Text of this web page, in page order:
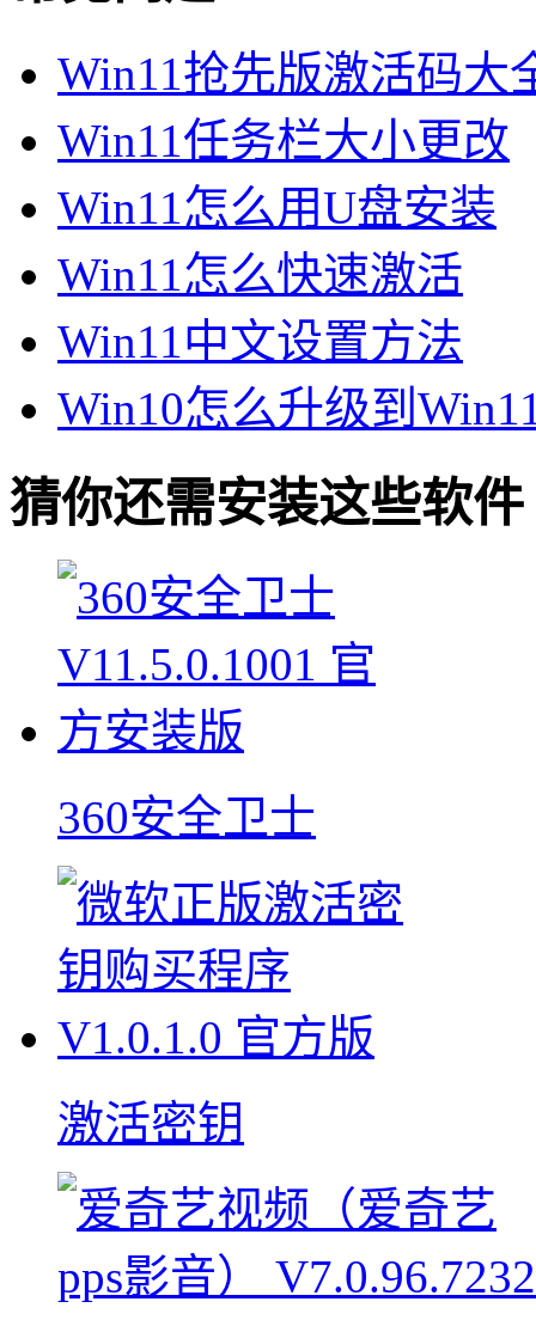
Win11抢先版激活码大
Win11任务栏大小更改
Win11怎么用U盘安装
Win11怎么快速激活
Win11中文设置方法
Win10怎么升级到
猜你还需安装这些软件
360安全卫士
激活密钥